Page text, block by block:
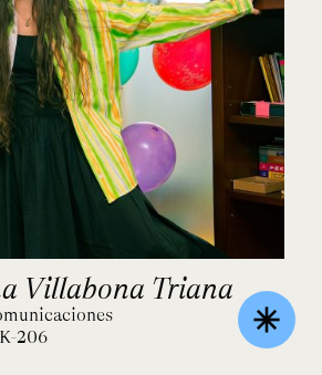
Villabona Triana
K-206 asterisk